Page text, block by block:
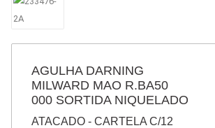
AGULHA DARNING
MILWARD MAO R.BA50
000 SORTIDA NIQUELADO
ATACADO - CARTELA C/12
cola